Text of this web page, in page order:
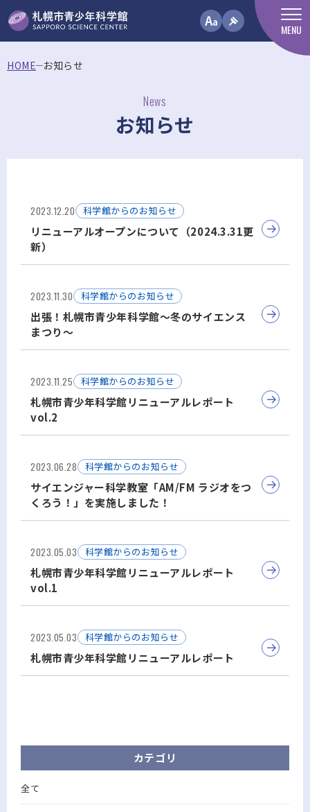
MENU
HOME お知らせ
News
お知らせ
2023.12.20 科学館からのお知らせ
リニューアルオープンについて（2024.3.31更
新）
2023.11.30 科学館からのお知らせ
出張！札幌市青少年科学館～冬のサイエンス
まつり～
2023.11.25 科学館からのお知らせ
札幌市青少年科学館リニューアルレポート
vol.2
2023.06.28 科学館からのお知らせ
サイエンジャー科学教室「AM/FM ラジオをつ
くろう！」を実施しました！
2023.05.03 科学館からのお知らせ
札幌市青少年科学館リニューアルレポート
vol.1
2023.05.03 科学館からのお知らせ
札幌市青少年科学館リニューアルレポート
カテゴリ
全て